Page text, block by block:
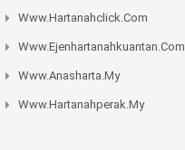
Www.hartanahclick.com
Www.ejenhartanahkuantan.com
Www.anasharta.my
Www.hartanahperak.my